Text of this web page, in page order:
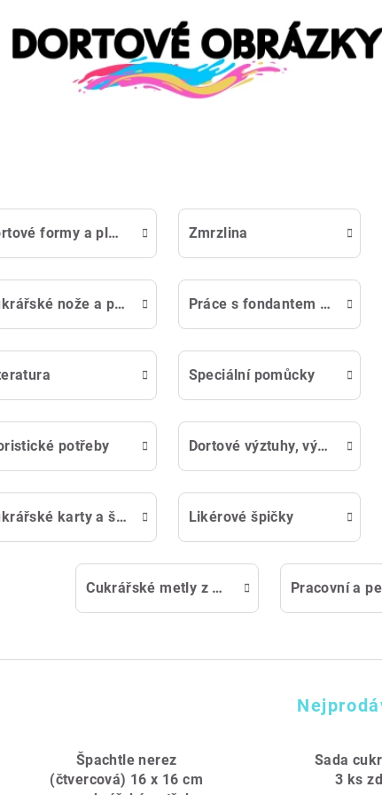
Dortové formy a plechy Zmrzlina
Cukrářské nože a palety Práce s fondantem a marcipánem
Speciální pomůcky
potřeby Dortové výztuhy, výztuže a sloupky pro zpevnění dortu
Cukrářské karty a špachtle Likérové špičky
Cukrářské metly z nerezu
Špachtle nerez
(čtvercová) 16 x 16 cm
Sada
3 ks